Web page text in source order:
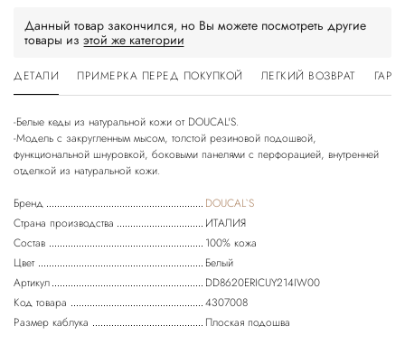
Данный товар закончился, но Вы можете посмотреть другие
товары из этой же категории
ДЕТАЛИ ПРИМЕРКА ПЕРЕД ПОКУПКОЙ ЛЕГКИЙ ВОЗВРАТ
-Белые кеды из натуральной кожи от DOUCAL'S.
-Модель с закругленным мысом, толстой резиновой подошвой,
функциональной шнуровкой, боковыми панелями с перфорацией, внутренней
Бренд
DOUCAL`S
Страна производства
ИТАЛИЯ
Состав
100% кожа
Цвет
Белый
Артикул
DD8620ERICUY214IW00
Код товара
4307008
Размер каблука
Плоская подошва